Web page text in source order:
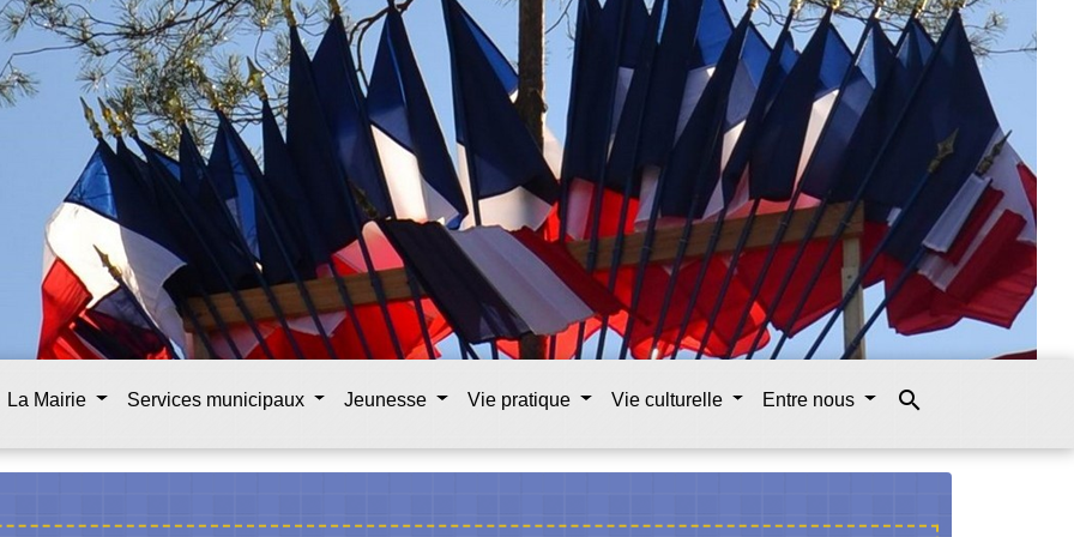
La Mairie Services municipaux Jeunesse Vie pratique Vie culturelle Entre nous search